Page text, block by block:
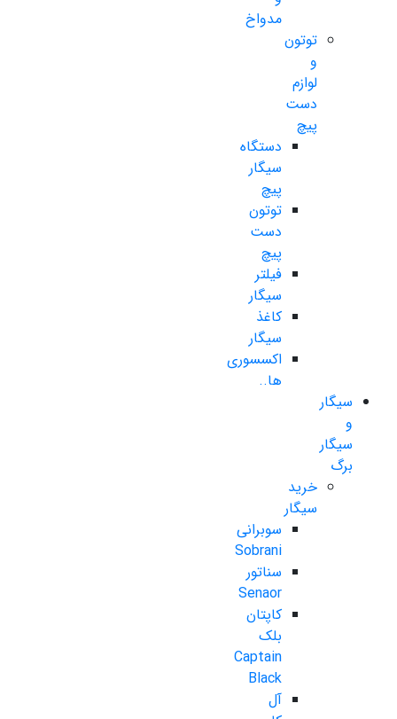
مدواخ
توتون
و
لوازم
دست
پیچ
دستگاه
سیگار
پیچ
توتون
دست
پیچ
فیلتر
سیگار
کاغذ
سیگار
اکسسوری
ها..
سیگار
و
سیگار
برگ
خرید
سیگار
سوبرانی
Sobrani
سناتور
Senaor
کاپتان
بلک
Captain
Black
آل